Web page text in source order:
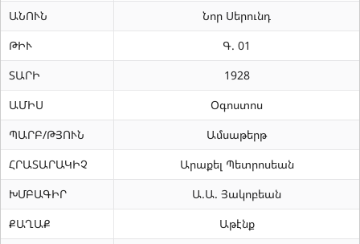
ԱՆՈՒՆ
Նոր Սերունդ
ԹԻՒ
Գ. 01
ՏԱՐԻ
1928
ԱՄԻՍ
Օգոստոս
ՊԱՐԲ/ԹՅՈՒՆ
Ամսաթերթ
ՀՐԱՏԱՐԱԿԻՉ
Արաքել Պետրոսեան
ԽՄԲԱԳԻՐ
Ա.Ա. Յակոբեան
ՔԱՂԱՔ
Աթէնք